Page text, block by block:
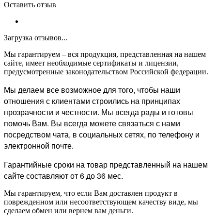
Оставить отзыв
Загрузка отзывов...
Мы гарантируем – вся продукция, представленная на нашем
сайте, имеет необходимые сертификаты и лицензии,
предусмотренные законодательством Российской федерации.
Мы делаем все возможное для того, чтобы наши
отношения с клиентами строились на принципах
прозрачности и честности. Мы всегда рады и готовы
помочь Вам. Вы всегда можете связаться с нами
посредством чата, в социальных сетях, по телефону и
электронной почте.
Гарантийные сроки на товар представленный на нашем
сайте составляют от 6 до 36 мес.
Мы гарантируем, что если Вам доставлен продукт в
поврежденном или несоответствующем качеству виде, мы
сделаем обмен или вернем вам деньги.